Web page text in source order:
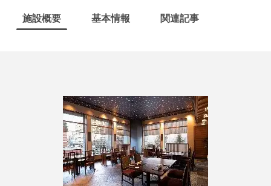
施設概要 基本情報 関連記事